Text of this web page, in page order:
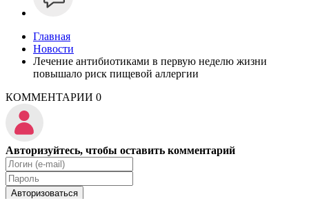
Главная
Новости
Лечение антибиотиками в первую неделю жизни
повышало риск пищевой аллергии
КОММЕНТАРИИ 0
Авторизуйтесь, чтобы оставить комментарий
Авторизоваться